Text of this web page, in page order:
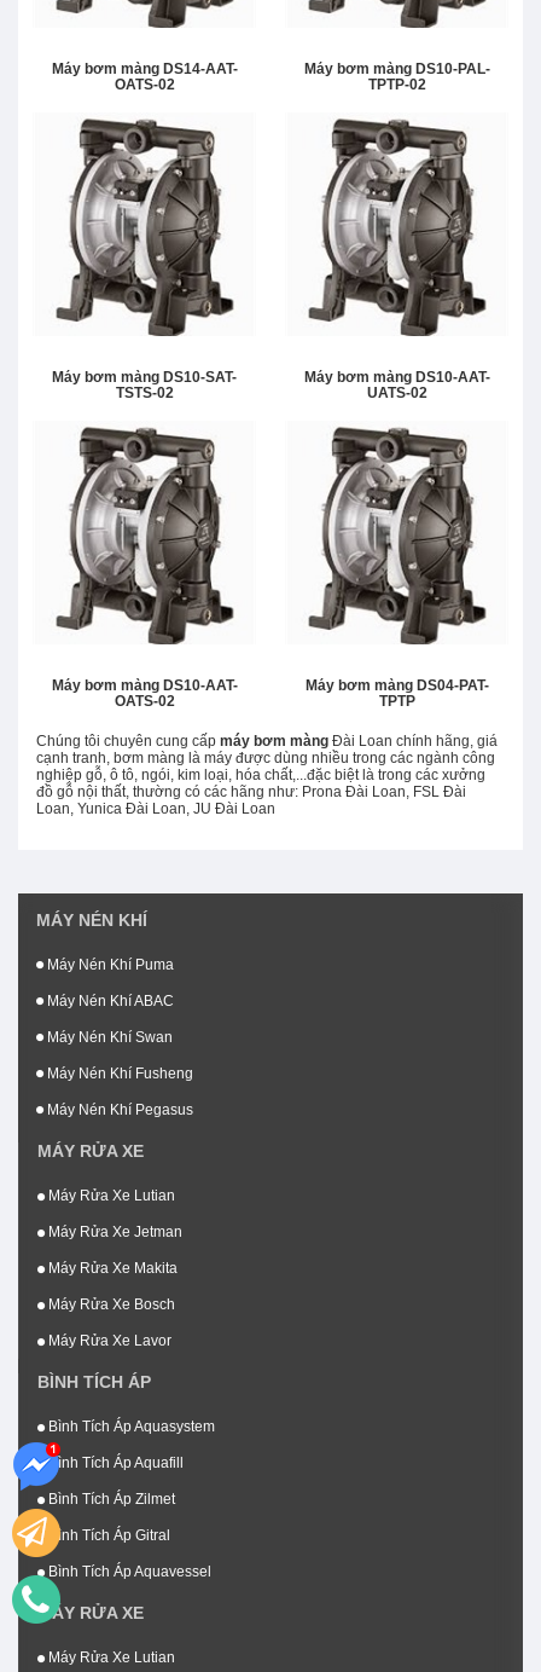
Máy bơm màng DS14-AAT-
OATS-02
Máy bơm màng DS10-PAL-
TPTP-02
Máy bơm màng DS10-SAT-
TSTS-02
Máy bơm màng DS10-AAT-
UATS-02
Máy bơm màng DS10-AAT-
OATS-02
Máy bơm màng DS04-PAT-
TPTP
Chúng tôi chuyên cung cấp máy bơm màng Đài Loan chính hãng, giá
cạnh tranh, bơm màng là máy được dùng nhiều trong các ngành công
nghiệp gỗ, ô tô, ngói, kim loại, hóa chất,...đặc biệt là trong các xưởng
đồ gỗ nội thất, thường có các hãng như: Prona Đài Loan, FSL Đài
Loan, Yunica Đài Loan, JU Đài Loan
MÁY NÉN KHÍ
Máy Nén Khí Puma
Máy Nén Khí ABAC
Máy Nén Khí Swan
Máy Nén Khí Fusheng
Máy Nén Khí Pegasus
MÁY RỬA XE
Máy Rửa Xe Lutian
Máy Rửa Xe Jetman
Máy Rửa Xe Makita
Máy Rửa Xe Bosch
Máy Rửa Xe Lavor
BÌNH TÍCH ÁP
Bình Tích Áp Aquasystem
Bình Tích Áp Aquafill
Bình Tích Áp Zilmet
Bình Tích Áp Gitral
Bình Tích Áp Aquavessel
MÁY RỬA XE
Máy Rửa Xe Lutian